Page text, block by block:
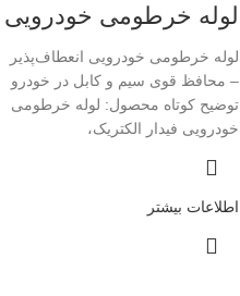
لوله خرطومی خودرویی
لوله خرطومی خودرویی انعطاف‌پذیر
– محافظ قوی سیم و کابل در خودرو
توضیح کوتاه محصول: لوله خرطومی
خودرویی فیدار الکتریک،
اطلاعات بیشتر